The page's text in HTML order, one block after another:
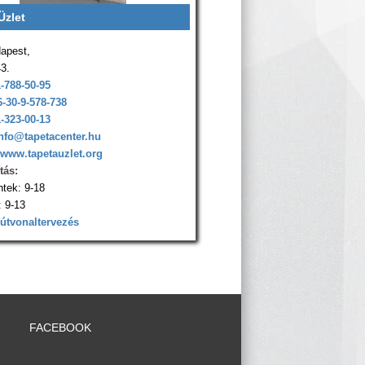
788-50-95
30-9-578-738
323-00-13
9-18
9-13
FACEBOOK